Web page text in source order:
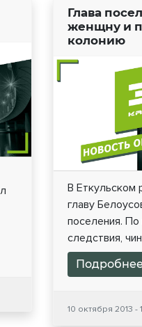
Глава
женщну и
колонию
В Еткульском
главу
поселения. По
следствия,
Подробнее
10 октября 2013 -